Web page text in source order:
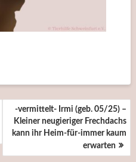
-vermittelt- Irmi (geb. 05/25) –
Kleiner neugieriger Frechdachs
kann ihr Heim-für-immer kaum
erwarten